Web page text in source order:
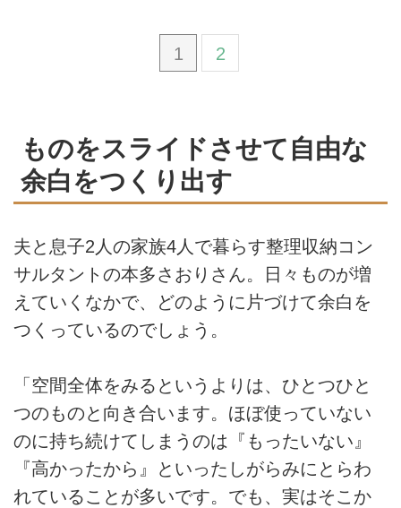
1 2
ものをスライドさせて自由な
余白をつくり出す
夫と息子2人の家族4人で暮らす整理収納コン
サルタントの本多さおりさん。日々ものが増
えていくなかで、どのように片づけて余白を
つくっているのでしょう。
「空間全体をみるというよりは、ひとつひと
つのものと向き合います。ほぼ使っていない
のに持ち続けてしまうのは『もったいない』
『高かったから』といったしがらみにとらわ
れていることが多いです。でも、実はそこか